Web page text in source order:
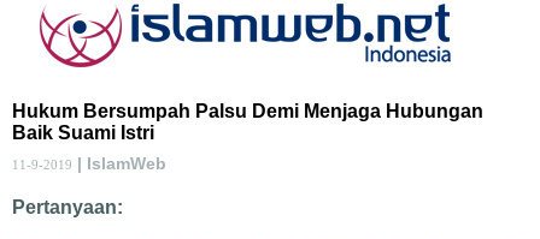
Hukum Bersumpah Palsu Demi Menjaga Hubungan
Baik Suami Istri
11-9-2019 | IslamWeb
Pertanyaan: